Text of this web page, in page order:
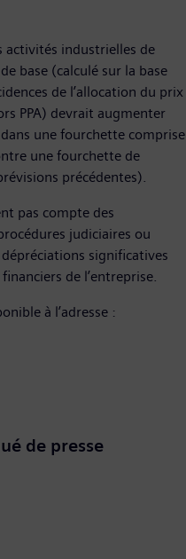
activités industrielles de
base (calculé sur la base
de l’allocation du prix
PPA) devrait augmenter
une fourchette comprise
une fourchette de
précédentes).
pas compte des
judiciaires ou
significatives
de l’entreprise.
à l’adresse :
de presse